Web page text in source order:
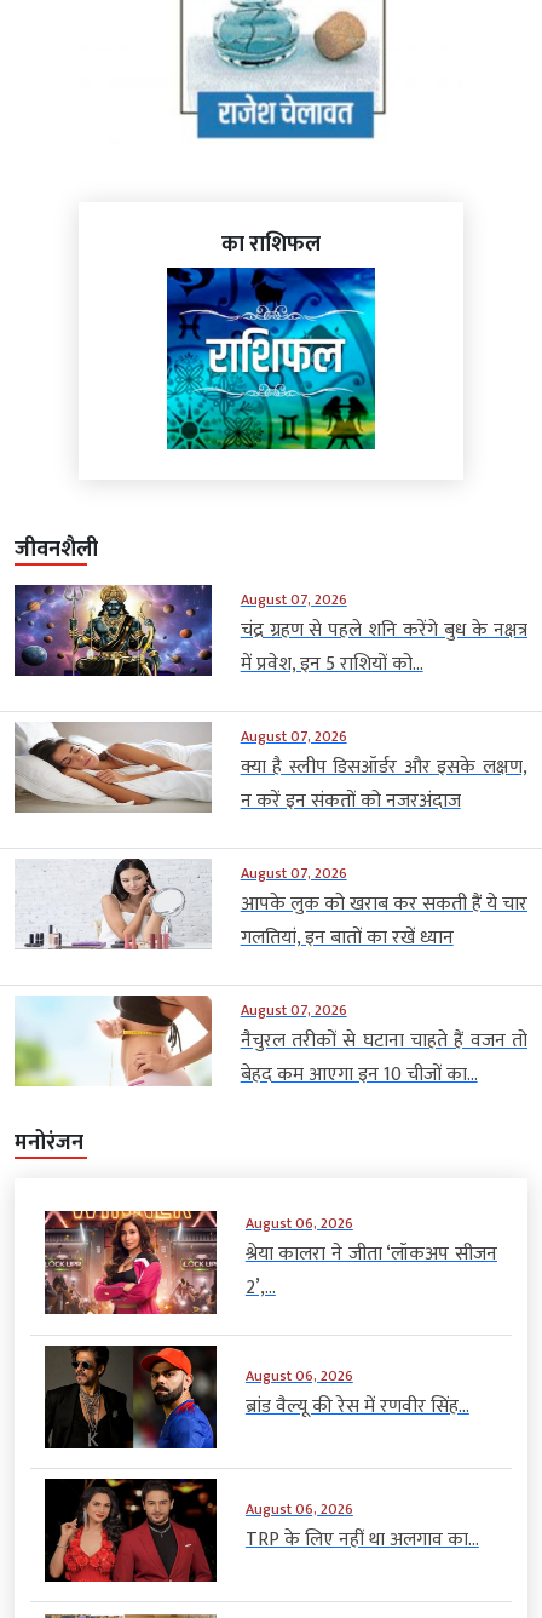
का राशिफल
जीवनशैली
August 07, 2026
चंद्र ग्रहण से पहले शनि करेंगे बुध के नक्षत्र
में प्रवेश, इन 5 राशियों को...
August 07, 2026
क्या है स्लीप डिसऑर्डर और इसके लक्षण,
न करें इन संकतों को नजरअंदाज
August 07, 2026
आपके लुक को खराब कर सकती हैं ये चार
गलतियां, इन बातों का रखें ध्यान
August 07, 2026
नैचुरल तरीकों से घटाना चाहते हैं वजन तो
बेहद कम आएगा इन 10 चीजों का...
मनोरंजन
August 06, 2026
श्रेया कालरा ने जीता ‘लॉकअप सीजन
2’,...
August 06, 2026
ब्रांड वैल्यू की रेस में रणवीर सिंह...
August 06, 2026
TRP के लिए नहीं था अलगाव का...